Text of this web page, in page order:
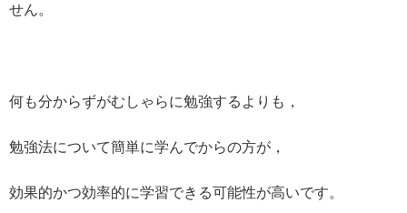
せん。
何も分からずがむしゃらに勉強するよりも，
勉強法について簡単に学んでからの方が，
効果的かつ効率的に学習できる可能性が高いです。